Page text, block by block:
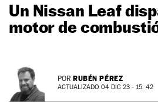
MOTOS
TECNOLOGÍA
PREMIOS
SERVICIOS
Un Nissan Leaf
motor de
POR RUBÉN PÉREZ
ACTUALIZADO 04 DIC 23 - 15: 42